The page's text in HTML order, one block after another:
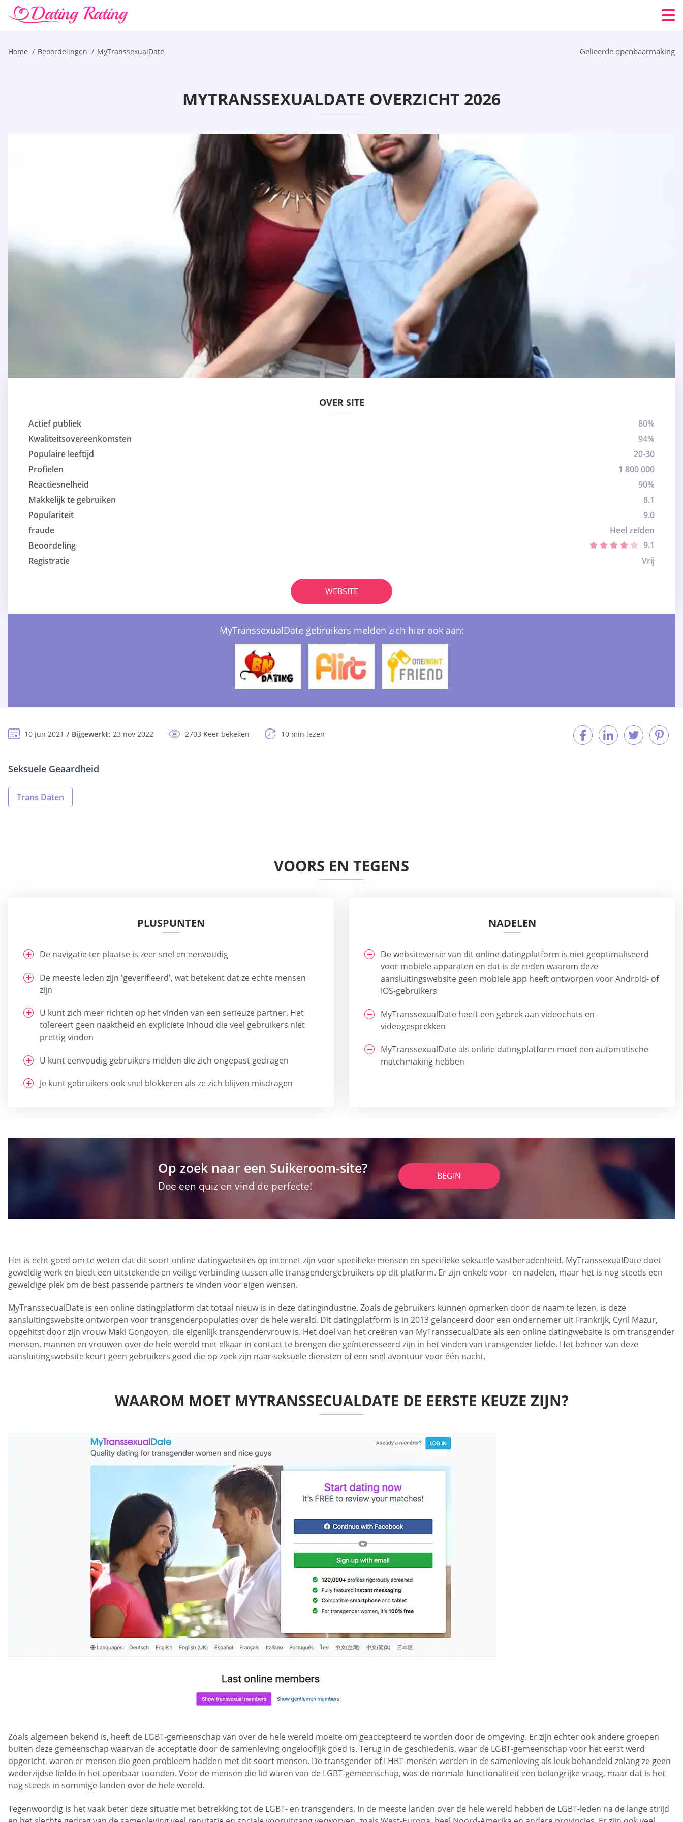
Home Beoordelingen MyTranssexualDate Gelieerde openbaarmaking
MYTRANSSEXUALDATE OVERZICHT 2026
OVER SITE
Actief publiek
80%
Kwaliteitsovereenkomsten
94%
Populaire leeftijd
20-30
Profielen
1 800 000
Reactiesnelheid
90%
Makkelijk te gebruiken
8.1
Populariteit
9.0
fraude
Heel zelden
Beoordeling
9.1
Registratie
Vrij
WEBSITE
MyTranssexualDate gebruikers melden zich hier ook aan:
10 jun 2021 Bijgewerkt: 23 nov 2022 2703 Keer bekeken 10 min lezen
Seksuele Geaardheid
Trans Daten
VOORS EN TEGENS
PLUSPUNTEN
De navigatie ter plaatse is zeer snel en eenvoudig
De meeste leden zijn 'geverifieerd', wat betekent dat ze echte mensen
zijn
U kunt zich meer richten op het vinden van een serieuze partner. Het
tolereert geen naaktheid en expliciete inhoud die veel gebruikers niet
prettig vinden
U kunt eenvoudig gebruikers melden die zich ongepast gedragen
Je kunt gebruikers ook snel blokkeren als ze zich blijven misdragen
NADELEN
De websiteversie van dit online datingplatform is niet geoptimaliseerd
voor mobiele apparaten en dat is de reden waarom deze
aansluitingswebsite geen mobiele app heeft ontworpen voor Android- of
iOS-gebruikers
MyTranssexualDate heeft een gebrek aan videochats en
videogesprekken
MyTranssexualDate als online datingplatform moet een automatische
matchmaking hebben
Op zoek naar een Suikeroom-site?
Doe een quiz en vind de perfecte!
BEGIN
Het is echt goed om te weten dat dit soort online datingwebsites op internet zijn voor specifieke mensen en specifieke seksuele vastberadenheid. MyTranssexualDate doet
geweldig werk en biedt een uitstekende en veilige verbinding tussen alle transgendergebruikers op dit platform. Er zijn enkele voor- en nadelen, maar het is nog steeds een
geweldige plek om de best passende partners te vinden voor eigen wensen.
MyTranssecualDate is een online datingplatform dat totaal nieuw is in deze datingindustrie. Zoals de gebruikers kunnen opmerken door de naam te lezen, is deze
aansluitingswebsite ontworpen voor transgenderpopulaties over de hele wereld. Dit datingplatform is in 2013 gelanceerd door een ondernemer uit Frankrijk, Cyril Mazur,
opgehitst door zijn vrouw Maki Gongoyon, die eigenlijk transgendervrouw is. Het doel van het creëren van MyTranssecualDate als een online datingwebsite is om transgender
mensen, mannen en vrouwen over de hele wereld met elkaar in contact te brengen die geïnteresseerd zijn in het vinden van transgender liefde. Het beheer van deze
aansluitingswebsite keurt geen gebruikers goed die op zoek zijn naar seksuele diensten of een snel avontuur voor één nacht.
WAAROM MOET MYTRANSSECUALDATE DE EERSTE KEUZE ZIJN?
Zoals algemeen bekend is, heeft de LGBT-gemeenschap van over de hele wereld moeite om geaccepteerd te worden door de omgeving. Er zijn echter ook andere groepen
buiten deze gemeenschap waarvan de acceptatie door de samenleving ongelooflijk goed is. Terug in de geschiedenis, waar de LGBT-gemeenschap voor het eerst werd
opgericht, waren er mensen die geen probleem hadden met dit soort mensen. De transgender of LHBT-mensen werden in de samenleving als leuk behandeld zolang ze geen
wederzijdse liefde in het openbaar toonden. Voor de mensen die lid waren van de LGBT-gemeenschap, was de normale functionaliteit een belangrijke vraag, maar dat is het
nog steeds in sommige landen over de hele wereld.
Tegenwoordig is het vaak beter deze situatie met betrekking tot de LGBT- en transgenders. In de meeste landen over de hele wereld hebben de LGBT-leden na de lange strijd